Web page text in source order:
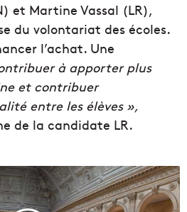
et Martine Vassal (LR),
du volontariat des écoles.
l’achat. Une
à apporter plus
et contribuer
entre les élèves »,
de la candidate LR.